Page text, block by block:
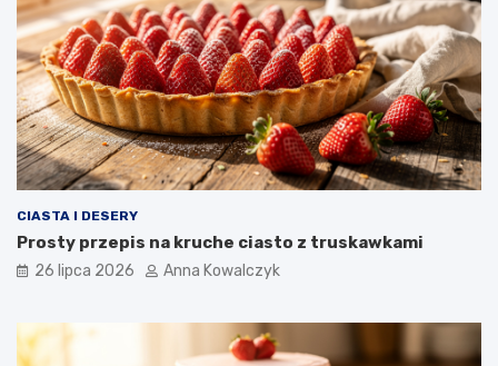
CIASTA I DESERY
Prosty przepis na kruche ciasto z truskawkami
26 lipca 2026 Anna Kowalczyk